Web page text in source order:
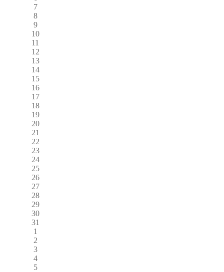
7
8
9
10
11
12
13
14
15
16
17
18
19
20
21
22
23
24
25
26
27
28
29
30
31
1
2
3
4
5